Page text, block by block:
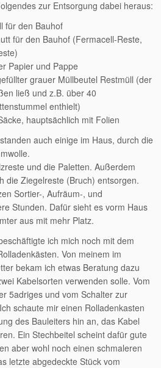
zur Entsorgung dabei heraus:
für den Bauhof
für den Bauhof (Fermacell-Reste,
Papier und Pappe
grauer Müllbeutel Restmüll (der
ließ und z.B. über 40
enthielt)
hauptsächlich mit Folien
auch einige im Haus, durch die
und die Paletten. Außerdem
die Ziegelreste (Bruch) entsorgen.
Sortier-, Aufräum-, und
Stunden. Dafür sieht es vorm Haus
aus mit mehr Platz.
ich mich noch mit dem
Von meinem im
bekam ich etwas Beratung dazu
Kabelsorten verwenden solle. Vom
5adriges und vom Schalter zur
schaute mir einen Rolladenkasten
des Bauleiters hin an, das Kabel
Ein Stechbeitel scheint dafür gute
aber wohl noch einen schmaleren
letzte abgedeckte Stück vom